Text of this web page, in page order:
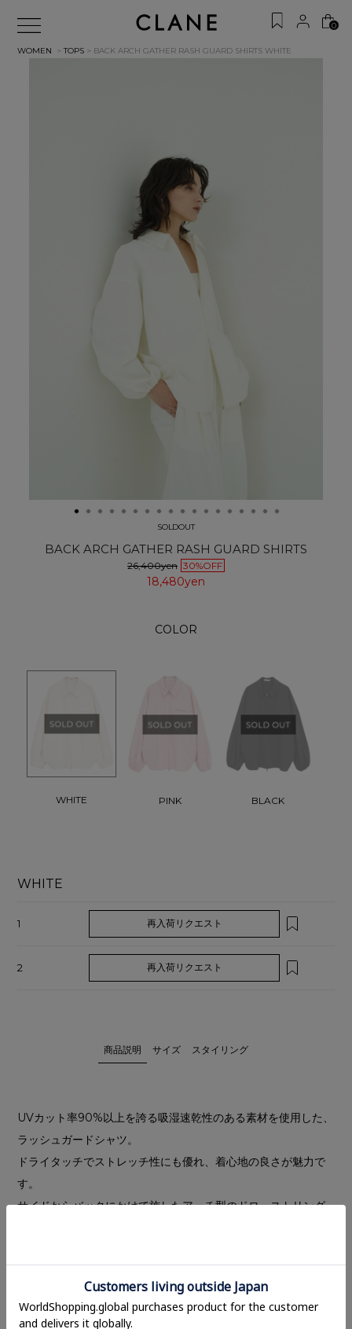
0
WOMEN >TOPS > BACK ARCH GATHER RASH GUARD SHIRTS WHITE
SOLDOUT
BACK ARCH GATHER RASH GUARD SHIRTS
26,400yen 30%OFF
18,480yen
COLOR
WHITE PINK BLACK
WHITE
1 再入荷リクエスト
2 再入荷リクエスト
商品説明 サイズ スタイリング
UVカット率90%以上を誇る吸湿速乾性のある素材を使用した、
ラッシュガードシャツ。
ドライタッチでストレッチ性にも優れ、着心地の良さが魅力で
す。
サイドからバックにかけて施したアーチ型のドローストリング
アクティブシーンにはもちろん、一枚で映えるタウンユースア